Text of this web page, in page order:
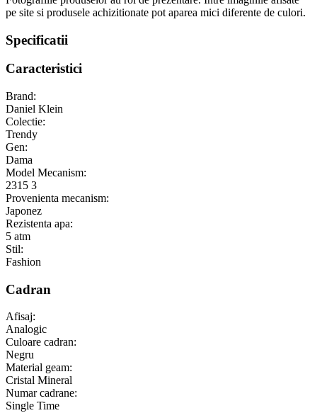
pe site si produsele achizitionate pot aparea mici diferente de culori.
Specificatii
Caracteristici
Brand:
Daniel Klein
Colectie:
Trendy
Gen:
Dama
Model Mecanism:
2315 3
Provenienta mecanism:
Japonez
Rezistenta apa:
5 atm
Stil:
Fashion
Cadran
Afisaj:
Analogic
Culoare cadran:
Negru
Material geam:
Cristal Mineral
Numar cadrane:
Single Time